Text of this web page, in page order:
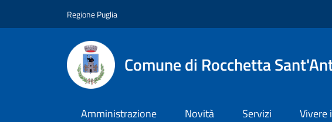
Regione Puglia
Comune di Rocchetta
Amministrazione Novità Servizi Vivere